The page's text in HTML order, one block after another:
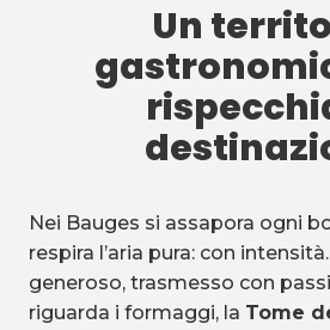
Un
Nei Bauges si assapora ogni
respira l’aria pura: con
generoso, trasmesso con
riguarda i formaggi, la Tome